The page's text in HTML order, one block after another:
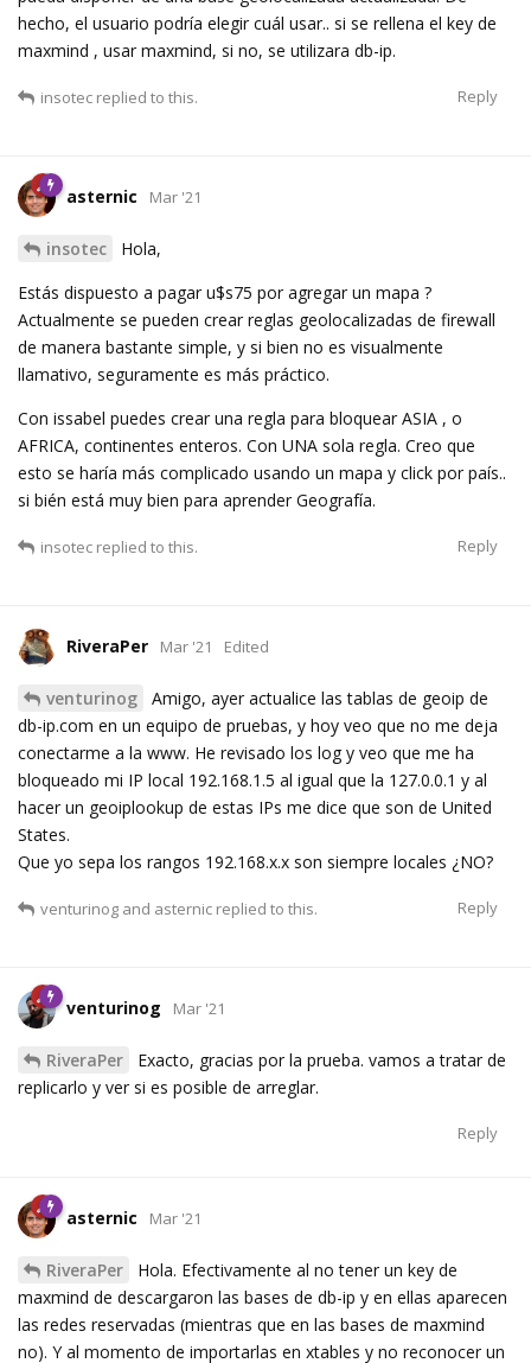
hecho, el usuario podría elegir cuál usar.. si se rellena el key de
maxmind , usar maxmind, si no, se utilizara db-ip.
Reply
insotec replied to this.
asternic Mar '21
insotec
Hola,
Estás dispuesto a pagar u$s75 por agregar un mapa ?
Actualmente se pueden crear reglas geolocalizadas de firewall
de manera bastante simple, y si bien no es visualmente
llamativo, seguramente es más práctico.
Con issabel puedes crear una regla para bloquear ASIA , o
AFRICA, continentes enteros. Con UNA sola regla. Creo que
esto se haría más complicado usando un mapa y click por país..
si bién está muy bien para aprender Geografía.
Reply
insotec replied to this.
RiveraPer Mar '21 Edited
venturinog
Amigo, ayer actualice las tablas de geoip de
db-ip.com en un equipo de pruebas, y hoy veo que no me deja
conectarme a la www. He revisado los log y veo que me ha
bloqueado mi IP local 192.168.1.5 al igual que la 127.0.0.1 y al
hacer un geoiplookup de estas IPs me dice que son de United
States.
Que yo sepa los rangos 192.168.x.x son siempre locales ¿NO?
Reply
venturinog and asternic replied to this.
venturinog Mar '21
RiveraPer
Exacto, gracias por la prueba. vamos a tratar de
replicarlo y ver si es posible de arreglar.
Reply
asternic Mar '21
RiveraPer
Hola. Efectivamente al no tener un key de
maxmind de descargaron las bases de db-ip y en ellas aparecen
las redes reservadas (mientras que en las bases de maxmind
no). Y al momento de importarlas en xtables y no reconocer un